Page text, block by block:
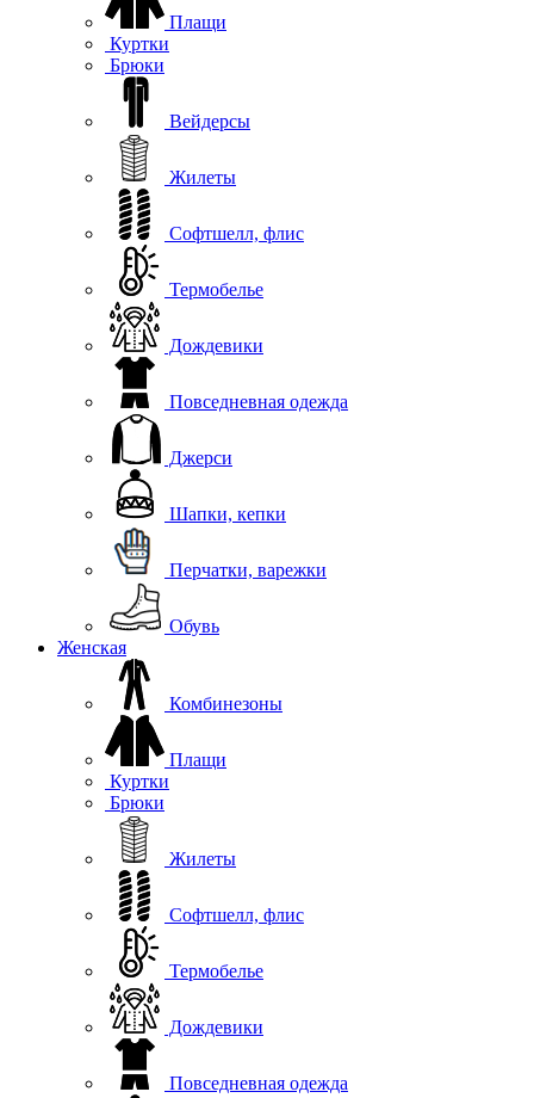
Плащи
Куртки
Брюки
Вейдерсы
Жилеты
Софтшелл, флис
Термобелье
Дождевики
Повседневная одежда
Джерси
Шапки, кепки
Перчатки, варежки
Обувь
Женская
Комбинезоны
Плащи
Куртки
Брюки
Жилеты
Софтшелл, флис
Термобелье
Дождевики
Повседневная одежда